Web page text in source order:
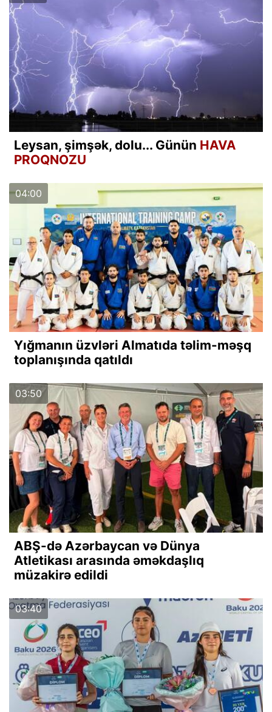
Leysan, şimşək, dolu... Günün HAVA
PROQNOZU
04:00
Yığmanın üzvləri Almatıda təlim-məşq
toplanışında qatıldı
03:50
ABŞ-də Azərbaycan və Dünya
Atletikası arasında əməkdaşlıq
müzakirə edildi
03:40